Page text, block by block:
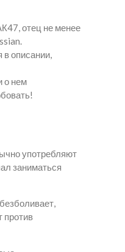
отец не менее
в описании,
о нем
употребляют
заниматься
против